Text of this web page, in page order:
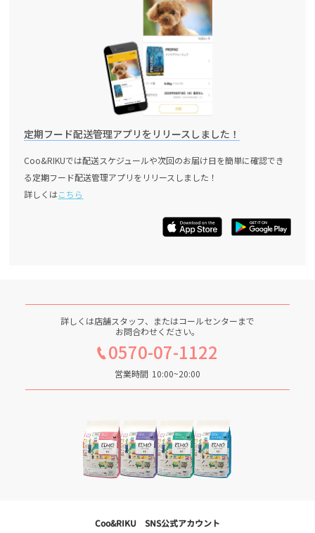
定期フード配送管理アプリをリリースしました！
Coo&RIKUでは配送スケジュールや次回のお届け日を簡単に確認でき
る定期フード配送管理アプリをリリースしました！
詳しくはこちら
詳しくは店舗スタッフ、またはコールセンターまで
お問合わせください。
0570-07-1122
営業時間 10:00~20:00
Coo&RIKU SNS公式アカウント